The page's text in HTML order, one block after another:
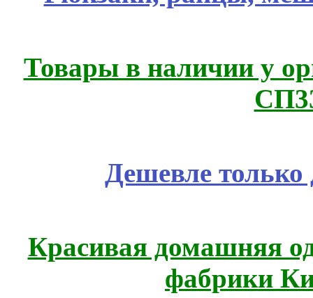
Товары в наличии у
Дешевле
Красивая домашняя
фабрики